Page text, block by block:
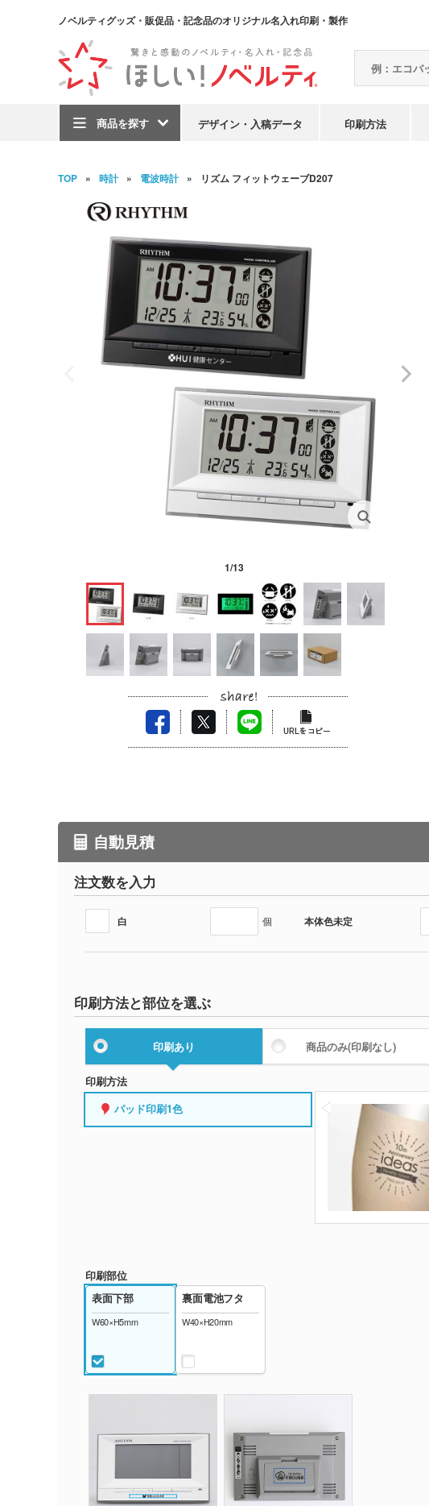
ノベルティグッズ・販促品・記念品のオリジナル名入れ印刷・製作
商品を探す デザイン・入稿データ 印刷方法
TOP 時計 電波時計 リズム フィットウェーブD207
1/13
自動見積
注文数を入力
白 個 本体色未定
印刷方法と部位を選ぶ
印刷あり 商品のみ(印刷なし)
印刷方法
パッド印刷1色
印刷部位
表面下部
W60×H5mm
裏面電池フタ
W40×H20mm